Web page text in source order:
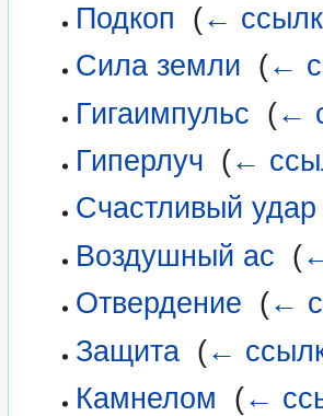
Подкоп
(←
Сила земли (←
Гигаимпульс (←
Гиперлуч (←
Счастливый удар
Воздушный ас (
Отвердение (←
Защита‎ (←
Камнелом
(←